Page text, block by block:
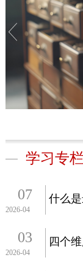
学习专栏
07
2026-04
什么
03
2026-04
四个